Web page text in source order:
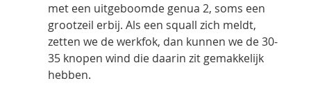
met een uitgeboomde genua 2, soms een
grootzeil erbij. Als een squall zich meldt,
zetten we de werkfok, dan kunnen we de 30-
35 knopen wind die daarin zit gemakkelijk
hebben.